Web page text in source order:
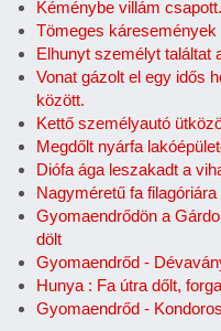
Kéménybe villám csapott.
Tömeges káresemények
Elhunyt személyt találtat
Vonat gázolt el egy idős
között.
Kettő személyautó
Megdőlt nyárfa
Diófa ága leszakadt a
Nagyméretű fa filagóriára
Gyomaendrődön a
dölt
Gyomaendrőd -
Hunya : Fa útra dőlt,
Gyomaendrőd -